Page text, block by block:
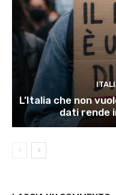
L’Italia che non
dati rende